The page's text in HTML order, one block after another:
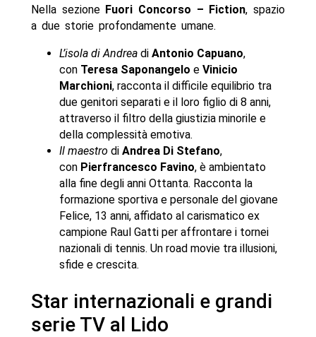
Nella sezione Fuori Concorso – Fiction, spazio
a due storie profondamente umane.
L’isola di Andreadi Antonio Capuano,
con Teresa Saponangelo e Vinicio
Marchioni, racconta il difficile equilibrio tra
due genitori separati e il loro figlio di 8 anni,
attraverso il filtro della giustizia minorile e
della complessità emotiva.
Il maestrodi Andrea Di Stefano,
con Pierfrancesco Favino, è ambientato
alla fine degli anni Ottanta. Racconta la
formazione sportiva e personale del giovane
Felice, 13 anni, affidato al carismatico ex
campione Raul Gatti per affrontare i tornei
nazionali di tennis. Un road movie tra illusioni,
sfide e crescita.
Star internazionali e grandi
serie TV al Lido